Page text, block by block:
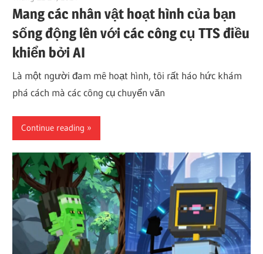
Mang các nhân vật hoạt hình của bạn
sống động lên với các công cụ TTS điều
khiển bởi AI
Là một người đam mê hoạt hình, tôi rất háo hức khám
phá cách mà các công cụ chuyển văn
Continue reading